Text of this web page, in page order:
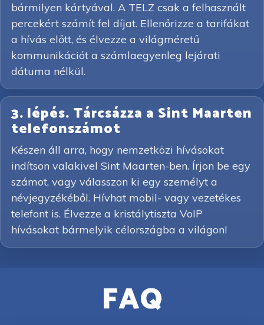
bármilyen kártyával. A TELZ csak a felhasznált
percekért számít fel díjat. Ellenőrizze a tarifákat
a hívás előtt, és élvezze a világméretű
kommunikációt a számlaegyenleg lejárati
dátuma nélkül.
3. lépés. Tárcsázza a Sint Maarten
telefonszámot
Készen áll arra, hogy nemzetközi hívásokat
indítson valakivel Sint Maarten-ben. Írjon be egy
számot, vagy válasszon ki egy személyt a
névjegyzékéből. Hívhat mobil- vagy vezetékes
telefont is. Élvezze a kristálytiszta VoIP
hívásokat bármelyik célországba a világon!
FAQ